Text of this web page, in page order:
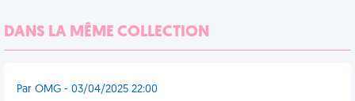
DANS LA MÊME COLLECTION
Par OMG - 03/04/2025 22:00